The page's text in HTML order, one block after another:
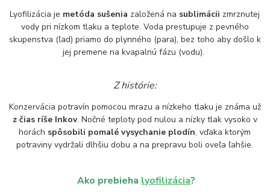
Lyofilizácia je metóda sušenia založená na sublimácii zmrznutej
vody pri nízkom tlaku a teplote. Voda prestupuje z pevného
skupenstva (ľad) priamo do plynného (para), bez toho aby došlo k
jej premene na kvapalnú fázu (vodu).
Z histórie:
Konzervácia potravín pomocou mrazu a nízkeho tlaku je známa už
z čias ríše Inkov. Nočné teploty pod nulou a nízky tlak vysoko v
horách spôsobili pomalé vysychanie plodín, vďaka ktorým
potraviny vydržali dlhšiu dobu a na prepravu boli oveľa ľahšie.
Ako prebieha lyofilizácia?